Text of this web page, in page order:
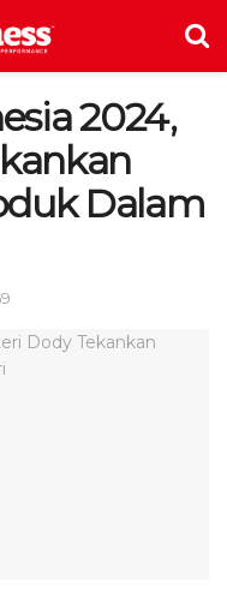
2024,
Dalam